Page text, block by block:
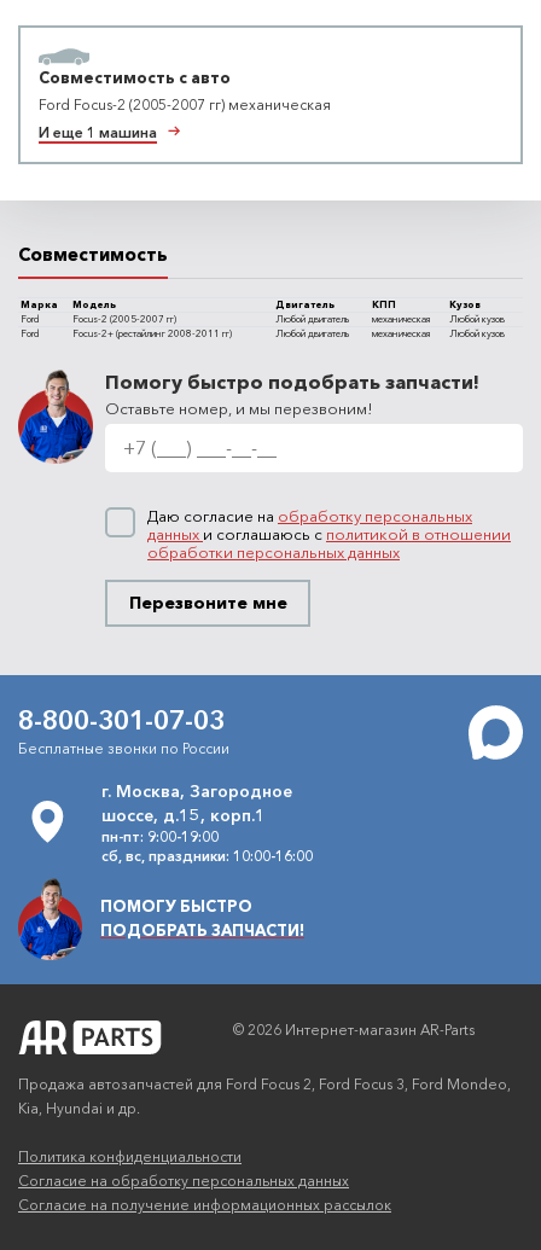
Совместимость с авто
Ford Focus-2 (2005-2007 гг) механическая
И еще 1 машина
Совместимость
Марка Модель Двигатель КПП
Кузов
Ford
Focus-2 (2005-2007 гг) Любой двигатель механическая
Любой кузов
Ford
Focus-2+ (рестайлинг 2008-2011 гг) Любой двигатель механическая Любой кузов
Помогу быстро подобрать запчасти!
Оставьте номер, и мы перезвоним!
Даю согласие на обработку персональных
данных и соглашаюсь с политикой в отношении
обработки персональных данных
Перезвоните мне
8-800-301-07-03
Бесплатные звонки по России
г. Москва, Загородное
шоссе, д.15, корп.1
пн-пт: 9:00-19:00
сб, вс, праздники: 10:00-16:00
ПОМОГУ БЫСТРО
ПОДОБРАТЬ ЗАПЧАСТИ!
© 2026 Интернет-магазин AR-Parts
Продажа автозапчастей для Ford Focus 2, Ford Focus 3, Ford Mondeo,
Kia, Hyundai и др.
Политика конфиденциальности
Согласие на обработку персональных данных
Согласие на получение информационных рассылок